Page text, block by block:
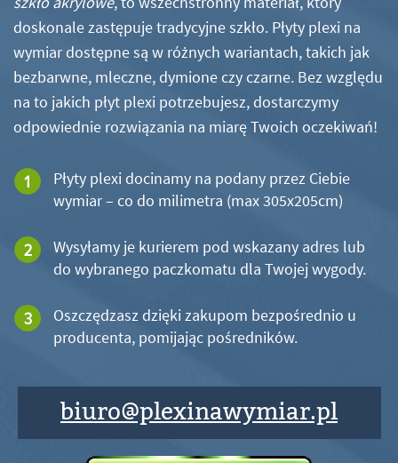
doskonale zastępuje tradycyjne szkło. Płyty plexi na
wymiar dostępne są w różnych wariantach, takich jak
bezbarwne, mleczne, dymione czy czarne. Bez względu
na to jakich płyt plexi potrzebujesz, dostarczymy
odpowiednie rozwiązania na miarę Twoich oczekiwań!
Płyty plexi docinamy na podany przez Ciebie
wymiar – co do milimetra (max 305x205cm)
Wysyłamy je kurierem pod wskazany adres lub
do wybranego paczkomatu dla Twojej wygody.
Oszczędzasz dzięki zakupom bezpośrednio u
producenta, pomijając pośredników.
biuro@plexinawymiar.pl